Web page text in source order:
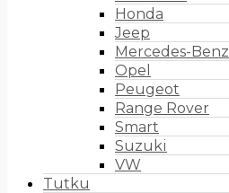
Honda
Jeep
Mercedes-Benz
Opel
Peugeot
Range Rover
Smart
Suzuki
VW
Tutku